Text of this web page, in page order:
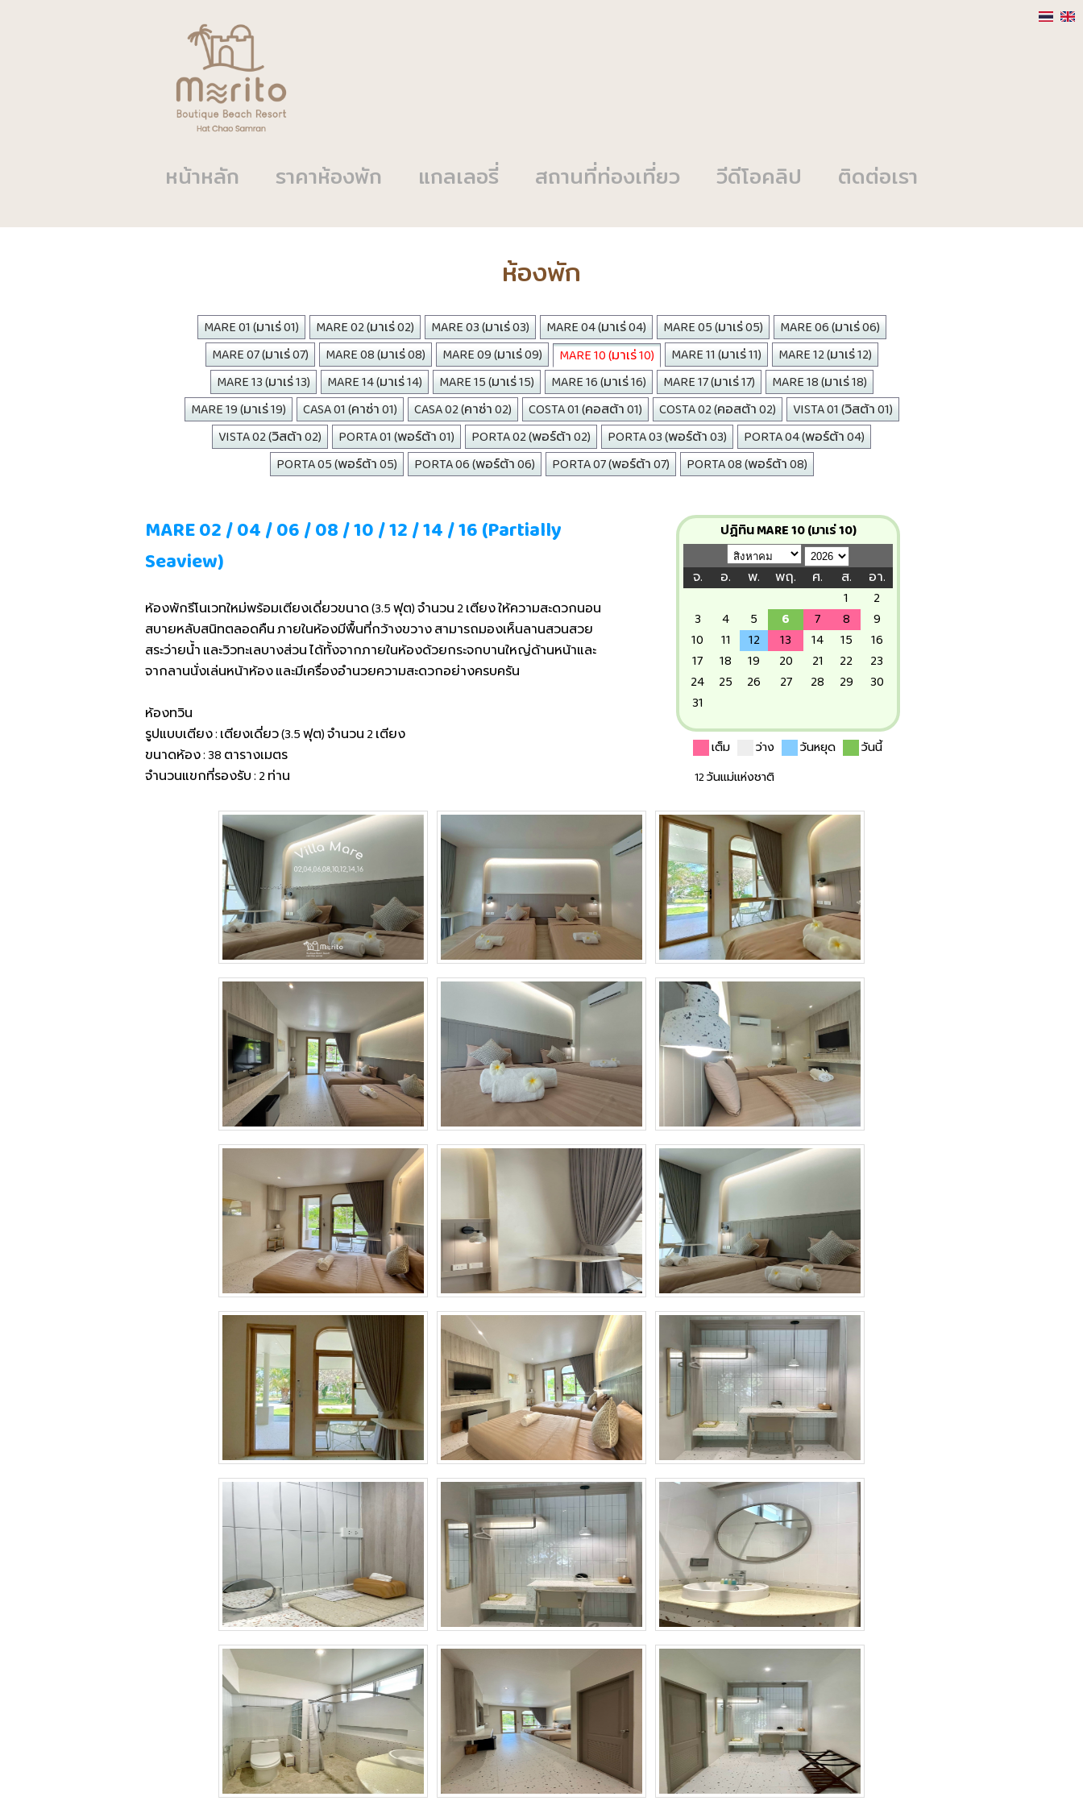
หน้าหลัก ราคาห้องพัก แกลเลอรี่ สถานที่ท่องเที่ยว วีดีโอคลิป ติดต่อเรา
ห้องพัก
MARE 01 (มาเร่ 01) MARE 02 (มาเร่ 02) MARE 03 (มาเร่ 03) MARE 04 (มาเร่ 04) MARE 05 (มาเร่ 05)
MARE 06 (มาเร่ 06)
MARE 07 (มาเร่ 07)
MARE 08 (มาเร่ 08) MARE 09 (มาเร่ 09) MARE 10 (มาเร่ 10) MARE 11 (มาเร่ 11)
MARE 12 (มาเร่ 12)
MARE 13 (มาเร่ 13)
MARE 14 (มาเร่ 14) MARE 15 (มาเร่ 15) MARE 16 (มาเร่ 16) MARE 17 (มาเร่ 17)
MARE 18 (มาเร่ 18)
MARE 19 (มาเร่ 19)
CASA 01 (คาซ่า 01) CASA 02 (คาซ่า 02) COSTA 01 (คอสต้า 01) COSTA 02 (คอสต้า 02)
VISTA 01 (วิสต้า 01)
VISTA 02 (วิสต้า 02)
PORTA 01 (พอร์ต้า 01) PORTA 02 (พอร์ต้า 02) PORTA 03 (พอร์ต้า 03)
PORTA 04 (พอร์ต้า 04)
PORTA 05 (พอร์ต้า 05)
PORTA 06 (พอร์ต้า 06) PORTA 07 (พอร์ต้า 07) PORTA 08 (พอร์ต้า 08)
MARE 02 / 04 / 06 / 08 / 10 / 12 / 14 / 16 (Partially
Seaview)
ห้องพักรีโนเวทใหม่พร้อมเตียงเดี่ยวขนาด (3.5 ฟุต) จำนวน 2 เตียง ให้ความสะดวกนอน
สบายหลับสนิทตลอดคืน ภายในห้องมีพื้นที่กว้างขวาง สามารถมองเห็นลานสวนสวย
สระว่ายน้ำ และวิวทะเลบางส่วน ได้ทั้งจากภายในห้องด้วยกระจกบานใหญ่ด้านหน้าและ
จากลานนั่งเล่นหน้าห้อง และมีเครื่องอำนวยความสะดวกอย่างครบครัน
ห้องทวิน
รูปแบบเตียง : เตียงเดี่ยว (3.5 ฟุต) จำนวน 2 เตียง
ขนาดห้อง : 38 ตารางเมตร
จำนวนแขกที่รองรับ : 2 ท่าน
ปฏิทิน MARE 10 (มาเร่ 10)
จ. อ. พ. พฤ. ศ. ส.
อา.
1
2
3
4 5 6 7 8
9
10
11 12 13 14 15
16
17
18 19 20 21 22
23
24
25 26 27 28 29
30
31
เต็ม ว่าง วันหยุด
วันนี้
12 วันแม่แห่งชาติ